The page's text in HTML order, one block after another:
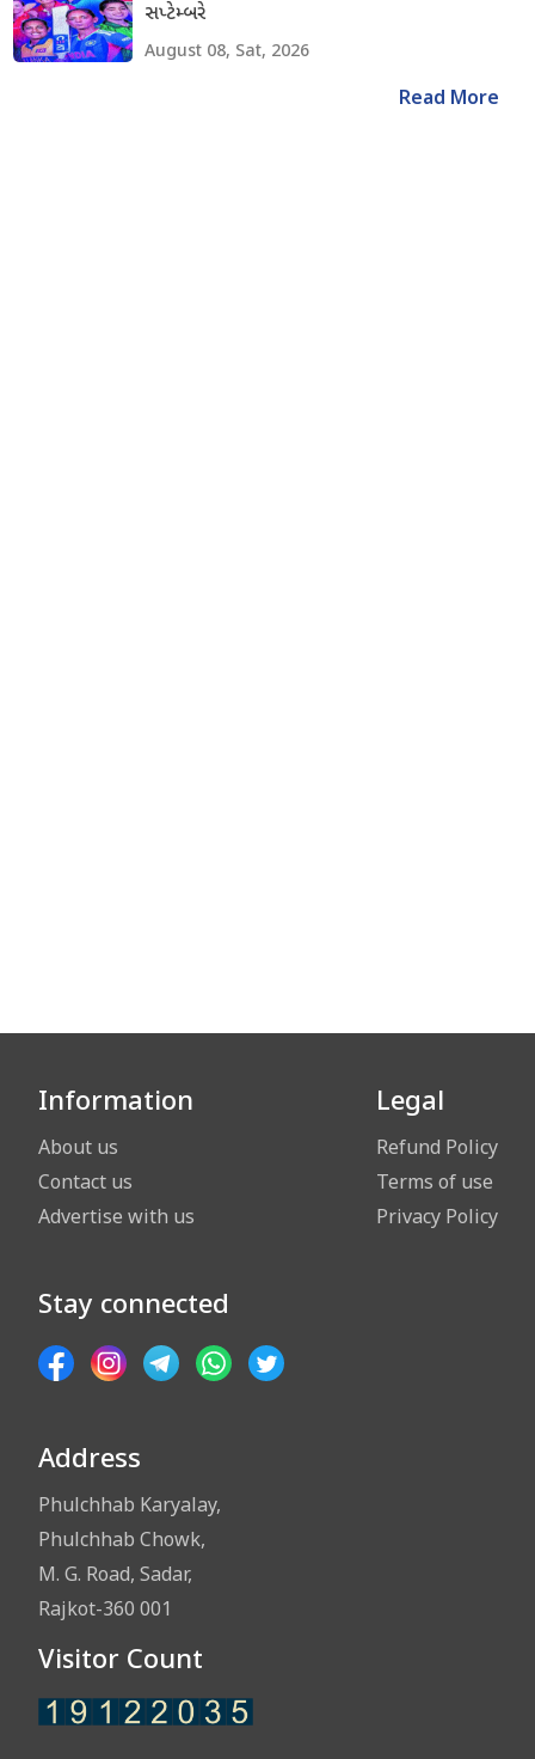
સપ્ટેમ્બરે
August 08, Sat, 2026
Read More
Information
About us
Contact us
Advertise with us
Legal
Refund Policy
Terms of use
Privacy Policy
Stay connected
Address
Phulchhab Karyalay,
Phulchhab Chowk,
M. G. Road, Sadar,
Rajkot-360 001
Visitor Count